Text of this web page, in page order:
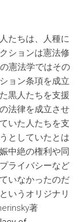
たちは、人種に
ションは憲法修
憲法学ではその
ョン条項を成立
黒人たちを支援
法律を成立させ
いた人たちを支
としていたとは
中絶の権利や同
ライバシーなど
いなかったのだ
いうオリジナリ
著